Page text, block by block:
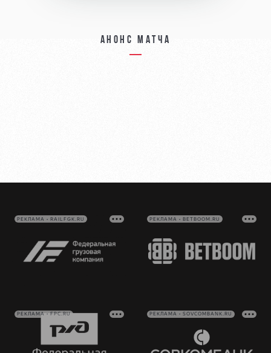
Анонс матча
РЕКЛАМА • RAILFGK.RU РЕКЛАМА • BETBOOM.RU
РЕКЛАМА • FPC.RU РЕКЛАМА • SOVCOMBANK.RU